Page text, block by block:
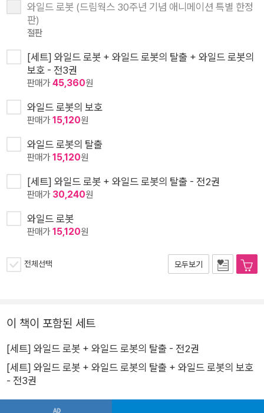
와일드 로봇 (드림웍스 30주년 기념 애니메이션 특별 한정
판)
절판
[세트] 와일드 로봇 + 와일드 로봇의 탈출 + 와일드 로봇의
보호 - 전3권
판매가45,360원
와일드 로봇의 보호
판매가15,120원
와일드 로봇의 탈출
판매가15,120원
[세트] 와일드 로봇 + 와일드 로봇의 탈출 - 전2권
판매가 30,240원
와일드 로봇
판매가15,120원
전체선택 모두보기
이 책이 포함된 세트
[세트] 와일드 로봇 + 와일드 로봇의 탈출 - 전2권
[세트] 와일드 로봇 + 와일드 로봇의 탈출 + 와일드 로봇의 보호
- 전3권